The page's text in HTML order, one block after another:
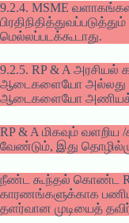
9.2.4. MSME
மெல்லப்படக்கூடாது.
9.2.5. RP & A அரசியல்
ஆடைகளையோ அல்லது
ஆடைகளையோ
RP & A மிகவும்
வேண்டும், இது
நீண்ட கூந்தல் கொண்ட RP
காரணங்களுக்காக
தளர்வான முடியைத்